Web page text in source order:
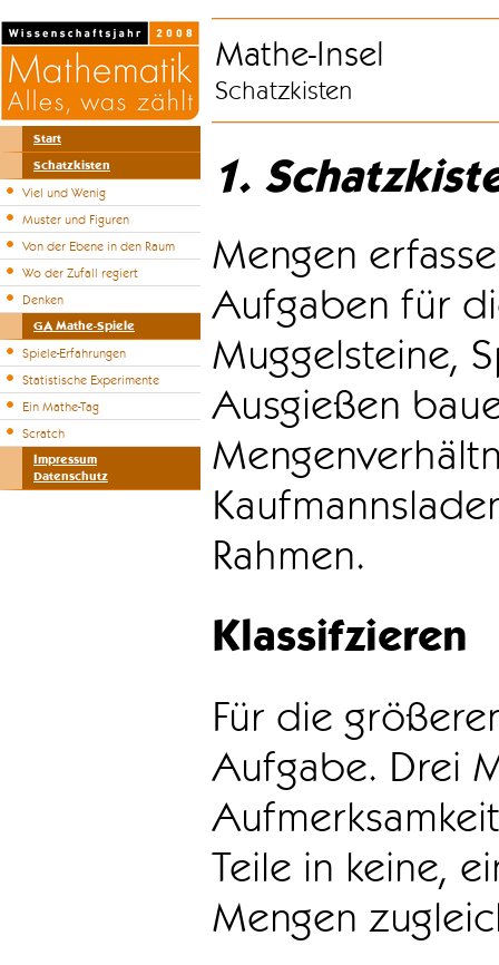
Start
Schatzkisten
Viel und Wenig
Muster und Figuren
Von der Ebene in den Raum
Wo der Zufall regiert
Denken
GA Mathe-Spiele
Spiele-Erfahrungen
Statistische Experimente
Ein Mathe-Tag
Scratch
Impressum
Datenschutz
Mathe-Insel
Schatzkisten
1.
Mengen
Aufgaben für
Muggelsteine,
Ausgießen
Rahmen.
Klassifzieren
Für die
Aufgabe. Drei
Teile in keine,
Mengen